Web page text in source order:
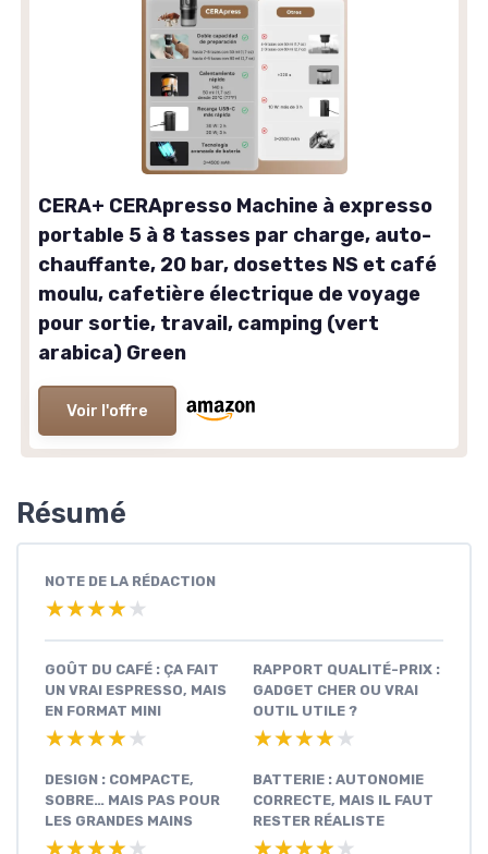
CERA+ CERApresso Machine à expresso
portable 5 à 8 tasses par charge, auto-
chauffante, 20 bar, dosettes NS et café
moulu, cafetière électrique de voyage
pour sortie, travail, camping (vert
arabica) Green
Voir l'offre
Résumé
NOTE DE LA RÉDACTION
★★★★★
★★★★★
GOÛT DU CAFÉ : ÇA FAIT
UN VRAI ESPRESSO, MAIS
EN FORMAT MINI
★★★★★
★★★★★
RAPPORT QUALITÉ-PRIX :
GADGET CHER OU VRAI
OUTIL UTILE ?
★★★★★
★★★★★
DESIGN : COMPACTE,
SOBRE… MAIS PAS POUR
LES GRANDES MAINS
★★★★★
★★★★★
BATTERIE : AUTONOMIE
CORRECTE, MAIS IL FAUT
RESTER RÉALISTE
★★★★★
★★★★★